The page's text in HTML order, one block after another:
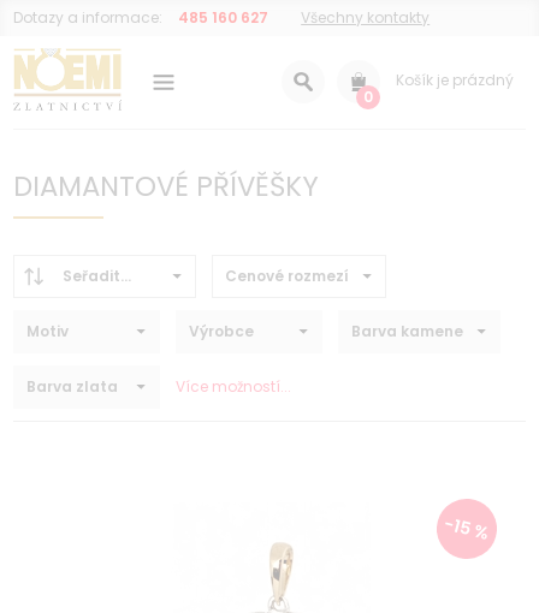
Dotazy a informace: 485 160 627 Všechny kontakty
0
Košík je prázdný
DIAMANTOVÉ PŘÍVĚŠKY
Seřadit... Cenové rozmezí
Motiv Výrobce Barva kamene
Barva zlata Více možností...
-15 %